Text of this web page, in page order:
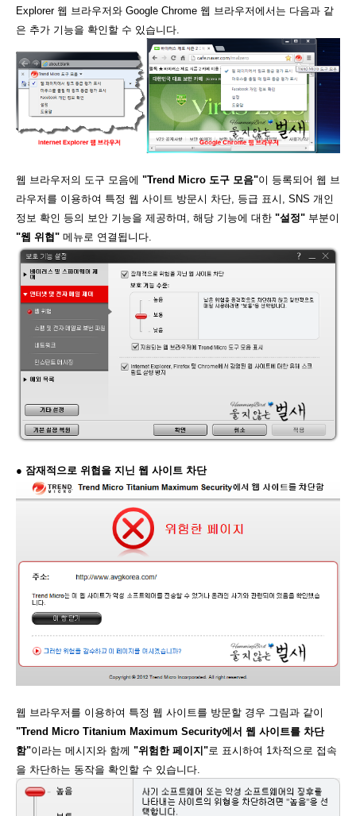
Explorer 웹 브라우저와 Google Chrome 웹 브라우저에서는 다음과 같
은 추가 기능을 확인할 수 있습니다.
웹 브라우저의 도구 모음에 "Trend Micro 도구 모음"이 등록되어 웹 브
라우저를 이용하여 특정 웹 사이트 방문시 차단, 등급 표시, SNS 개인
정보 확인 등의 보안 기능을 제공하며, 해당 기능에 대한 "설정" 부분이
"웹 위협" 메뉴로 연결됩니다.
● 잠재적으로 위협을 지닌 웹 사이트 차단
웹 브라우저를 이용하여 특정 웹 사이트를 방문할 경우 그림과 같이
"Trend Micro Titanium Maximum Security에서 웹 사이트를 차단
함"이라는 메시지와 함께 "위험한 페이지"로 표시하여 1차적으로 접속
을 차단하는 동작을 확인할 수 있습니다.